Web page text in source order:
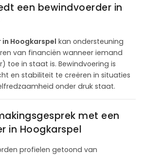
een bewindvoerder in
Hoogkarspel kan ondersteuning
van financiën wanneer iemand
toe in staat is. Bewindvoering is
en stabiliteit te creëren in situaties
onder druk staat.
met een
in Hoogkarspel
profielen getoond van